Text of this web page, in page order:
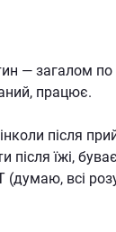
— загалом по
працює.
після
їжі,
(думаю, всі